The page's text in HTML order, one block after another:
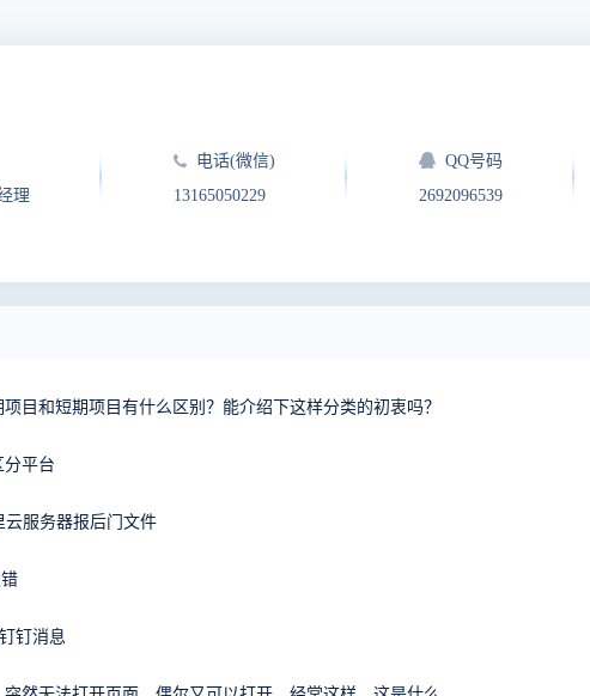
理
电话(微信)
13165050229
QQ号码
2692096539
目和短期项目有什么区别？能介绍下这样分类的初衷吗？
分平台
云服务器报后门文件
钉消息